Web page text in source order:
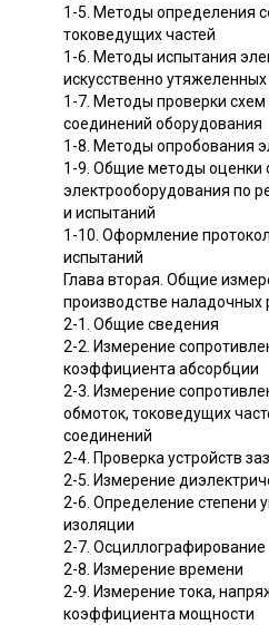
1-5. Методы определения
токоведущих частей
1-6. Методы испытания
искусственно
1-7. Методы проверки схем
соединений оборудования
1-8. Методы опробования
1-9. Общие методы оценки
электрооборудования по
и испытаний
1-10. Оформление
испытаний
Глава вторая. Общие
производстве наладочных
2-1. Общие сведения
2-2. Измерение
коэффициента абсорбции
2-3. Измерение
обмоток, токоведущих
соединений
2-4. Проверка устройств
2-5. Измерение
2-6. Определение степени
изоляции
2-7. Осциллографирование
2-8. Измерение времени
2-9. Измерение тока,
коэффициента мощности